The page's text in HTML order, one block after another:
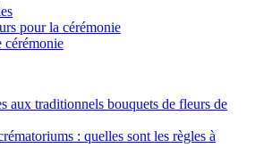
pour la cérémonie
cérémonie
aux traditionnels bouquets de fleurs de
: quelles sont les règles à